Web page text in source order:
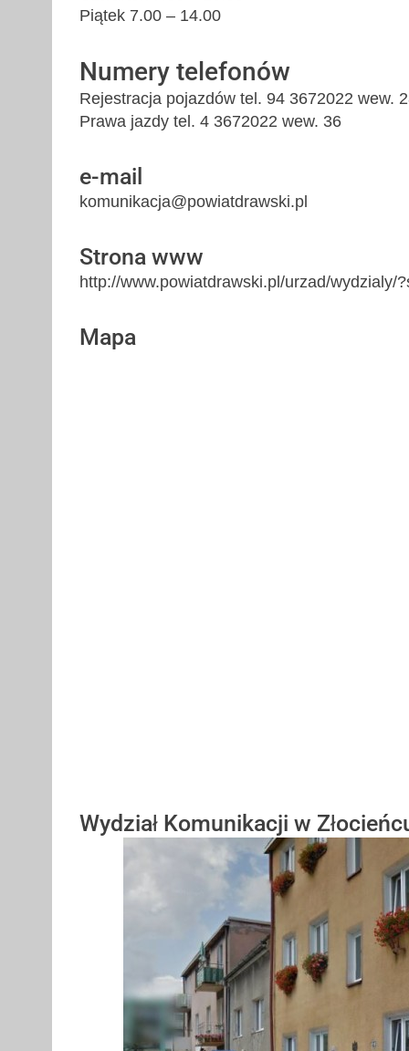
Piątek 7.00 – 14.00
Numery telefonów
Rejestracja pojazdów tel. 94 3672022 wew.
Prawa jazdy tel. 4 3672022 wew. 36
e-mail
komunikacja@powiatdrawski.pl
Strona www
http://www.powiatdrawski.pl/urzad/wydzialy/
Mapa
Wydział Komunikacji w